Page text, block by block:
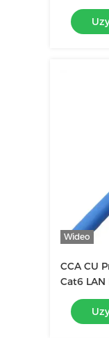
kablu o
Wideo
CCA CU
Cat6